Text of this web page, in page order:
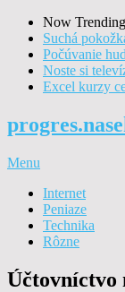
Now
Suchá
Počúvanie
Noste si
Excel kurzy
Menu
Internet
Peniaze
Technika
Rôzne
Účtovníctvo